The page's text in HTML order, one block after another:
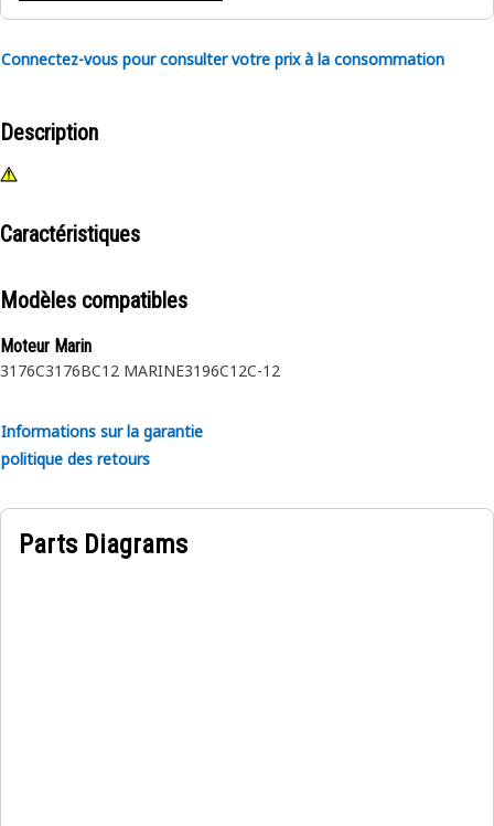
Connectez-vous pour consulter votre prix à la consommation
Description
Caractéristiques
Modèles compatibles
Moteur Marin
3176C3176BC12 MARINE3196C12C-12
Informations sur la garantie
politique des retours
Parts Diagrams